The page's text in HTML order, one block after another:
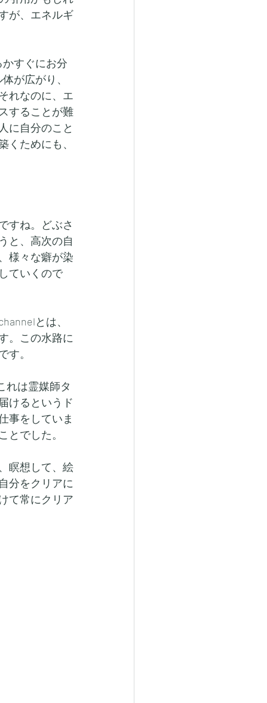
が、エネルギ
すぐにお分
が広がり、
れなのに、エ
することが難
に自分のこと
ためにも、
すね。どぶさ
と、高次の自
様々な癖が染
ていくので
とは、
。この水路に
す。
れは霊媒師タ
けるというド
事をしていま
でした。
瞑想して、絵
分をクリアに
て常にクリア